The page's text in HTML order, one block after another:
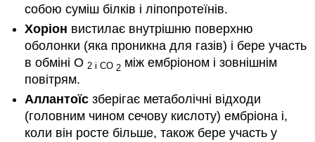
собою суміш білків і ліпопротеїнів.
Хоріон вистилає внутрішню поверхню
оболонки (яка проникна для газів) і бере участь
в обміні O 2 і CO 2 між ембріоном і зовнішнім
повітрям.
Аллантоїс зберігає метаболічні відходи
(головним чином сечову кислоту) ембріона і,
коли він росте більше, також бере участь у